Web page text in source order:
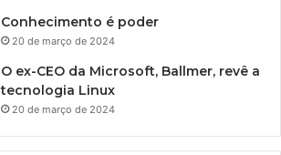
Conhecimento é poder
20 de março de 2024
O ex-CEO da Microsoft, Ballmer, revê a
tecnologia Linux
20 de março de 2024